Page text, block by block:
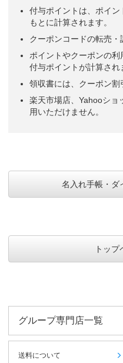
付与ポイントは、ポイ
もとに計算されます。
クーポンコードの転売・
ポイントやクーポンの利
付与ポイントが計算され
領収書には、クーポン割
楽天市場店、Yahooショ
用いただけません。
名入れ手帳・ダ
トッ
グループ専門店一覧
送料について